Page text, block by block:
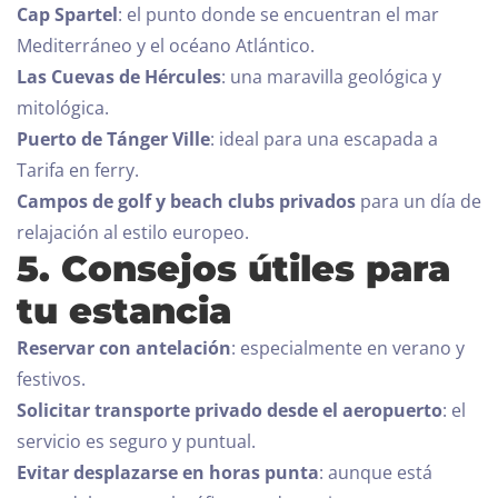
Cap Spartel: el punto donde se encuentran el mar
Mediterráneo y el océano Atlántico.
Las Cuevas de Hércules: una maravilla geológica y
mitológica.
Puerto de Tánger Ville: ideal para una escapada a
Tarifa en ferry.
Campos de golf y beach clubs privados para un día de
relajación al estilo europeo.
5. Consejos útiles para
tu estancia
Reservar con antelación: especialmente en verano y
festivos.
Solicitar transporte privado desde el aeropuerto: el
servicio es seguro y puntual.
Evitar desplazarse en horas punta: aunque está